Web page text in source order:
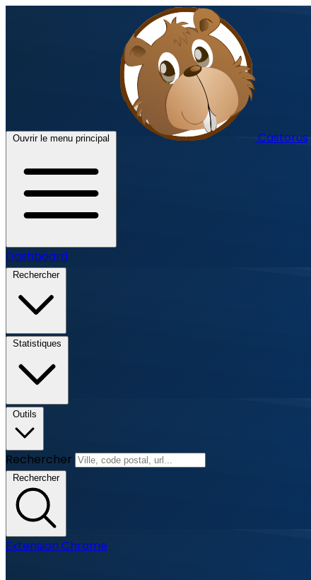
Ouvrir le menu principal Castorus
Dashboard
Rechercher
Statistiques
Outils
Rechercher
Rechercher
Extension Chrome